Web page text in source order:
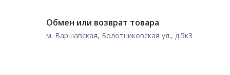
Обмен или возврат товара
м. Варшавская, Болотниковская ул., д.5к3